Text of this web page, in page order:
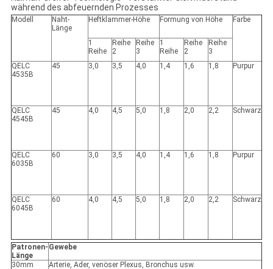
während des abfeuernden Prozesses
Modell
Naht-
Länge
Heftklammer-Höhe Formung von Höhe Farbe
1
Reihe
Reihe
2
Reihe
3
1
Reihe
Reihe
2
Reihe
3
QELC
4535B
45 3,0 3,5 4,0 1,4 1,6 1,8 Purpur
QELC
4545B
45 4,0 4,5 5,0 1,8 2,0 2,2 Schwarz
QELC
6035B
60 3,0 3,5 4,0 1,4 1,6 1,8 Purpur
QELC
6045B
60 4,0 4,5 5,0 1,8 2,0 2,2 Schwarz
Patronen-
Länge
Gewebe
30mm
Arterie, Ader, venöser Plexus, Bronchus usw.